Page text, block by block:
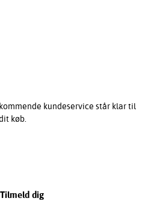
kundeservice står klar til
køb.
dig